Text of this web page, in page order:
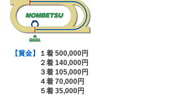
【賞金】
１着 500,000円
２着 140,000円
３着 105,000円
４着 70,000円
５着 35,000円